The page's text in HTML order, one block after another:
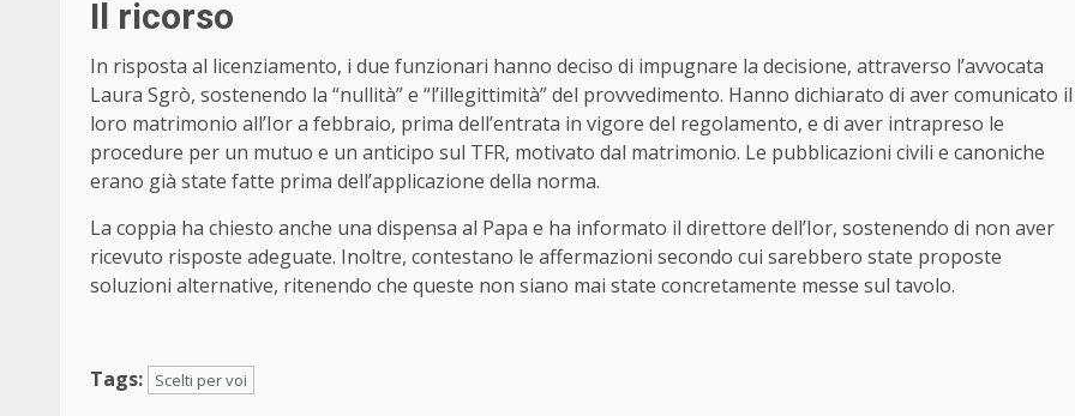
Il ricorso
In risposta al licenziamento, i due funzionari hanno deciso di impugnare la decisione, attraverso l’avvocata
Laura Sgrò, sostenendo la “nullità” e “l’illegittimità” del provvedimento. Hanno dichiarato di aver comunicato il
loro matrimonio all’Ior a febbraio, prima dell’entrata in vigore del regolamento, e di aver intrapreso le
procedure per un mutuo e un anticipo sul TFR, motivato dal matrimonio. Le pubblicazioni civili e canoniche
erano già state fatte prima dell’applicazione della norma.
La coppia ha chiesto anche una dispensa al Papa e ha informato il direttore dell’Ior, sostenendo di non aver
ricevuto risposte adeguate. Inoltre, contestano le affermazioni secondo cui sarebbero state proposte
soluzioni alternative, ritenendo che queste non siano mai state concretamente messe sul tavolo.
Tags: Scelti per voi